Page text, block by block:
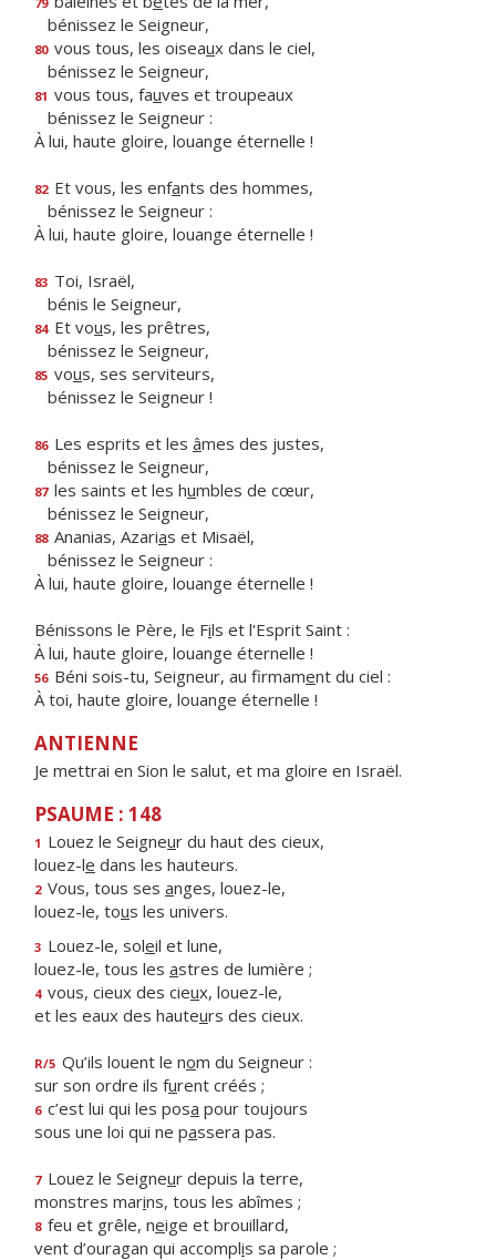
bénissez le Seigneur,
80 vous tous, les oiseaux dans le ciel,
bénissez le Seigneur,
81 vous tous, fauves et troupeaux
bénissez le Seigneur :
À lui, haute gloire, louange éternelle !
82 Et vous, les enfants des hommes,
bénissez le Seigneur :
À lui, haute gloire, louange éternelle !
83 Toi, Israël,
bénis le Seigneur,
84 Et vous, les prêtres,
bénissez le Seigneur,
85 vous, ses serviteurs,
bénissez le Seigneur !
86 Les esprits et les âmes des justes,
bénissez le Seigneur,
87 les saints et les humbles de cœur,
bénissez le Seigneur,
88 Ananias, Azarias et Misaël,
bénissez le Seigneur :
À lui, haute gloire, louange éternelle !
Bénissons le Père, le Fils et l'Esprit Saint :
À lui, haute gloire, louange éternelle !
56 Béni sois-tu, Seigneur, au firmament du ciel :
À toi, haute gloire, louange éternelle !
ANTIENNE
Je mettrai en Sion le salut, et ma gloire en Israël.
PSAUME : 148
1 Louez le Seigneur du haut des cieux,
louez-le dans les hauteurs.
2 Vous, tous ses anges, louez-le,
louez-le, tous les univers.
3 Louez-le, soleil et lune,
louez-le, tous les astres de lumière ;
4 vous, cieux des cieux, louez-le,
et les eaux des hauteurs des cieux.
R/5 Qu’ils louent le nom du Seigneur :
sur son ordre ils furent créés ;
6 c’est lui qui les posa pour toujours
sous une loi qui ne passera pas.
7 Louez le Seigneur depuis la terre,
monstres marins, tous les abîmes ;
8 feu et grêle, neige et brouillard,
vent d’ouragan qui accomplis sa parole ;